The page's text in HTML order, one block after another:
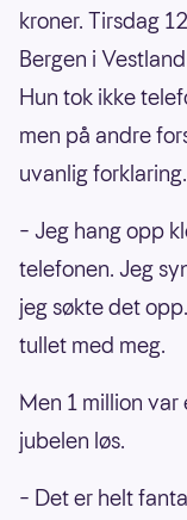
kroner. Tirsdag
Bergen i
Hun tok ikke
men på andre
uvanlig forklaring.
– Jeg hang opp
telefonen. Jeg
jeg søkte det
tullet med meg.
Men 1 million
jubelen løs.
– Det er helt